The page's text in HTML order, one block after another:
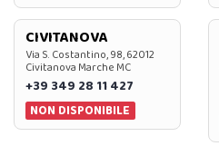
CIVITANOVA
Via S. Costantino, 98, 62012
Civitanova Marche MC
+39 349 28 11 427
NON DISPONIBILE